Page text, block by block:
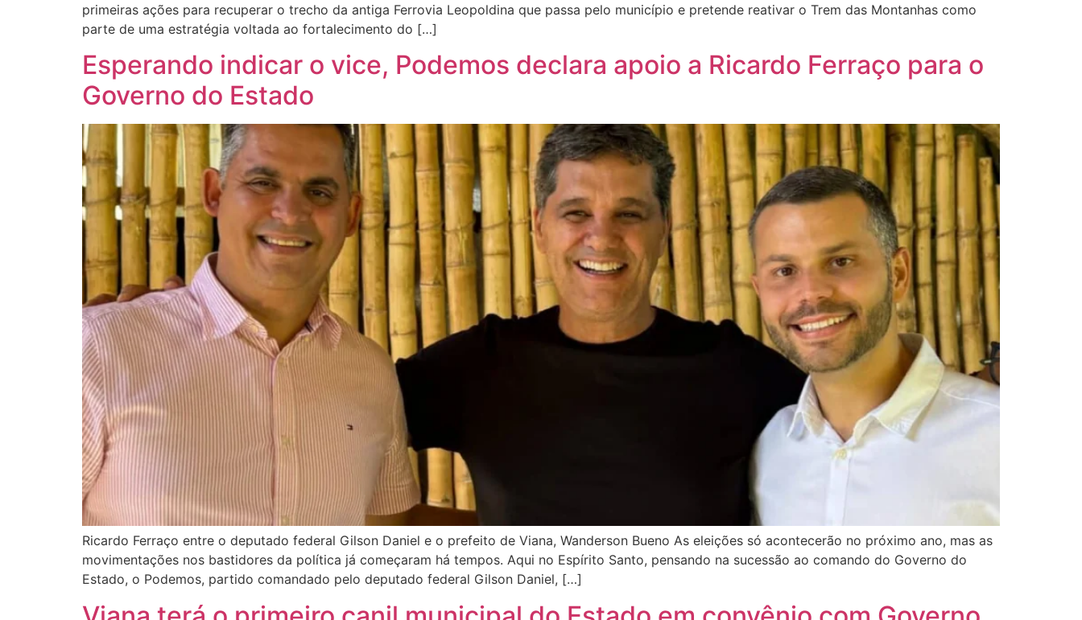
primeiras ações para recuperar o trecho da antiga Ferrovia Leopoldina que passa pelo município e pretende reativar o Trem das Montanhas como
parte de uma estratégia voltada ao fortalecimento do […]
Esperando indicar o vice, Podemos declara apoio a Ricardo Ferraço para o
Governo do Estado
Ricardo Ferraço entre o deputado federal Gilson Daniel e o prefeito de Viana, Wanderson Bueno As eleições só acontecerão no próximo ano, mas as
movimentações nos bastidores da política já começaram há tempos. Aqui no Espírito Santo, pensando na sucessão ao comando do Governo do
Estado, o Podemos, partido comandado pelo deputado federal Gilson Daniel, […]